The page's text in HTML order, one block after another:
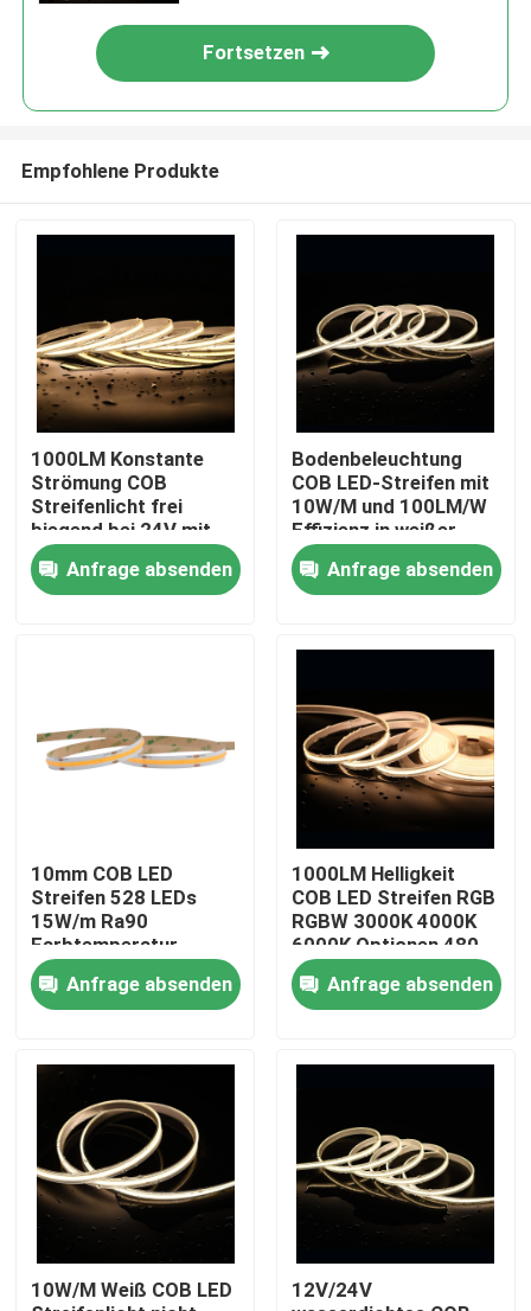
Kontakte
Videos
LED Streifen - Hoher CRI
LED Streifen - COB
LED Streifen - RGB
LED Streifen - einfarbig
LED Streifen - CCT
Fortsetzen
Empfohlene Produkte
1000LM Konstante
Strömung COB
Streifenlicht frei
biegend bei 24V mit
480 LEDs pro Meter
Anfrage absenden
Bodenbeleuchtung
COB LED-Streifen mit
10W/M und 100LM/W
Effizienz in weißer
Farbe
Anfrage absenden
10mm COB LED
Streifen 528 LEDs
15W/m Ra90
Farbtemperatur
2700/3000/4000/5000/6500K
Anfrage absenden
1000LM Helligkeit
COB LED Streifen RGB
RGBW 3000K 4000K
6000K Optionen 480
LEDs/m CRI 90-95 5m
RollenAnfrage absenden
10W/M Weiß COB LED
12V/24V